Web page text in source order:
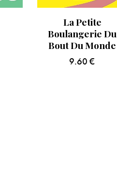
La Petite
Boulangerie Du
Bout Du Monde
9.60 €